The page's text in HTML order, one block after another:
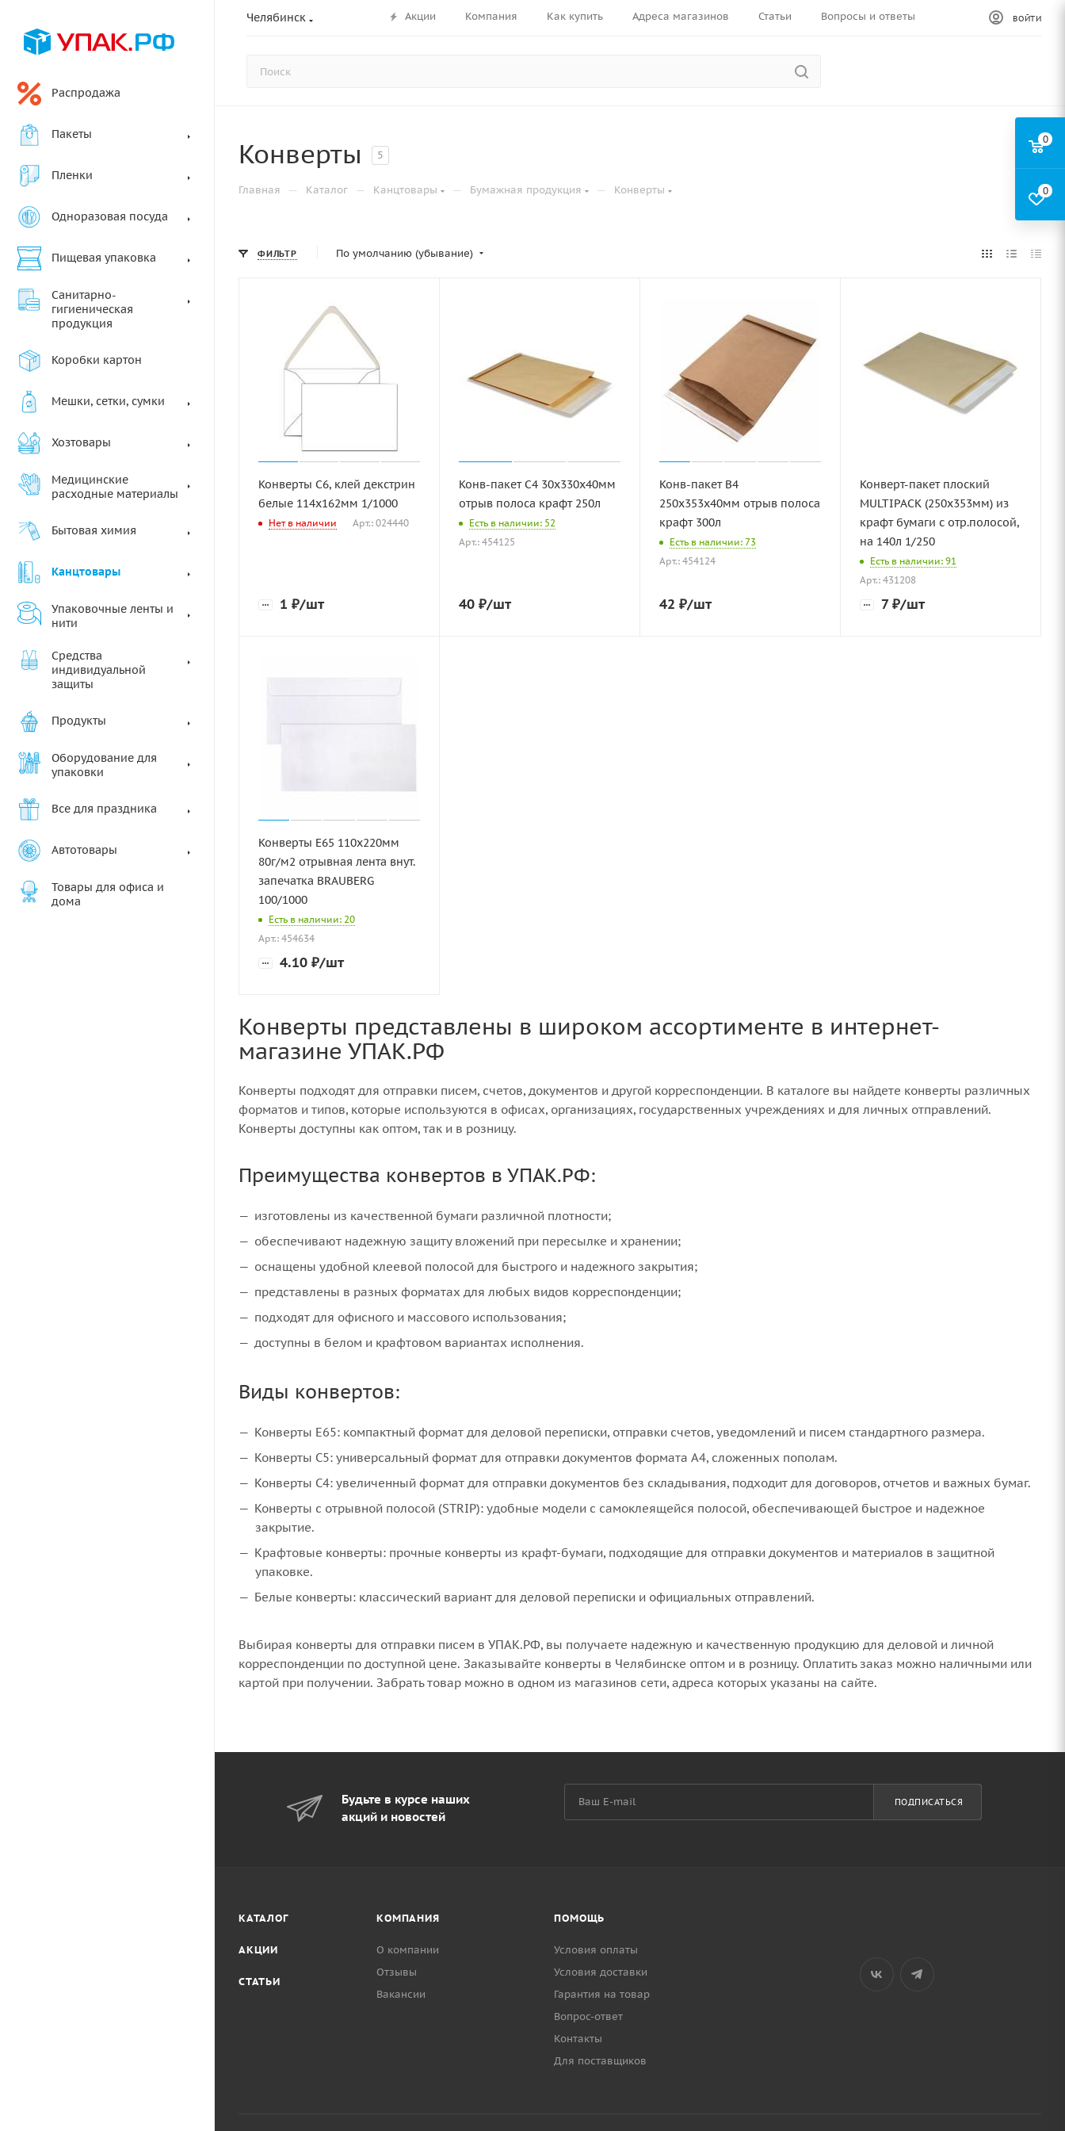
Челябинск Акции Компания Как купить Адреса магазинов Статьи Вопросы и ответы ВОЙТИ
Распродажа
Пакеты
Пленки
Одноразовая посуда
Пищевая упаковка
Санитарно-
гигиеническая
продукция
Коробки картон
Мешки, сетки, сумки
Хозтовары
Медицинские
расходные материалы
Бытовая химия
Канцтовары
Упаковочные ленты и
нити
Средства
индивидуальной
защиты
Продукты
Оборудование для
упаковки
Все для праздника
Автотовары
Товары для офиса и
дома
Конверты 5
Главная — Каталог — Канцтовары — Бумажная продукция — Конверты
ФИЛЬТР По умолчанию (убывание)
Конверты С6, клей декстрин
белые 114х162мм 1/1000
Нет в наличии Арт.: 024440
1 ₽/шт
Конв-пакет С4 30х330х40мм
отрыв полоса крафт 250л
Есть в наличии: 52
Арт.: 454125
40 ₽/шт
Конв-пакет В4
250х353х40мм отрыв полоса
крафт 300л
Есть в наличии: 73
Арт.: 454124
42 ₽/шт
Конверт-пакет плоский
MULTIPACK (250х353мм) из
крафт бумаги с отр.полосой,
на 140л 1/250
Есть в наличии: 91
Арт.: 431208
7₽/шт
Конверты Е65 110х220мм
80г/м2 отрывная лента внут.
запечатка BRAUBERG
100/1000
Есть в наличии: 20
Арт.: 454634
4.10 ₽/шт
Конверты представлены в широком ассортименте в интернет-
магазине УПАК.РФ
Конверты подходят для отправки писем, счетов, документов и другой корреспонденции. В каталоге вы найдете конверты различных
форматов и типов, которые используются в офисах, организациях, государственных учреждениях и для личных отправлений.
Конверты доступны как оптом, так и в розницу.
Преимущества конвертов в УПАК.РФ:
изготовлены из качественной бумаги различной плотности;
обеспечивают надежную защиту вложений при пересылке и хранении;
оснащены удобной клеевой полосой для быстрого и надежного закрытия;
представлены в разных форматах для любых видов корреспонденции;
подходят для офисного и массового использования;
доступны в белом и крафтовом вариантах исполнения.
Виды конвертов:
Конверты E65: компактный формат для деловой переписки, отправки счетов, уведомлений и писем стандартного размера.
Конверты C5: универсальный формат для отправки документов формата A4, сложенных пополам.
Конверты C4: увеличенный формат для отправки документов без складывания, подходит для договоров, отчетов и важных бумаг.
Конверты с отрывной полосой (STRIP): удобные модели с самоклеящейся полосой, обеспечивающей быстрое и надежное
закрытие.
Крафтовые конверты: прочные конверты из крафт-бумаги, подходящие для отправки документов и материалов в защитной
упаковке.
Белые конверты: классический вариант для деловой переписки и официальных отправлений.
Выбирая конверты для отправки писем в УПАК.РФ, вы получаете надежную и качественную продукцию для деловой и личной
корреспонденции по доступной цене. Заказывайте конверты в Челябинске оптом и в розницу. Оплатить заказ можно наличными или
картой при получении. Забрать товар можно в одном из магазинов сети, адреса которых указаны на сайте.
Будьте в курсе наших
акций и новостей
ПОДПИСАТЬСЯ
КАТАЛОГ
АКЦИИ
СТАТЬИ
КОМПАНИЯ
О компании
Отзывы
Вакансии
ПОМОЩЬ
Условия оплаты
Условия доставки
Гарантия на товар
Вопрос-ответ
Контакты
Для поставщиков
0
0